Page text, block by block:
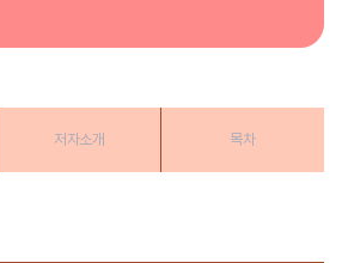
저자소개 목차